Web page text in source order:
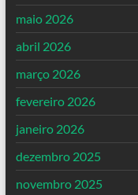
maio 2026
abril 2026
março 2026
fevereiro 2026
janeiro 2026
dezembro 2025
novembro 2025